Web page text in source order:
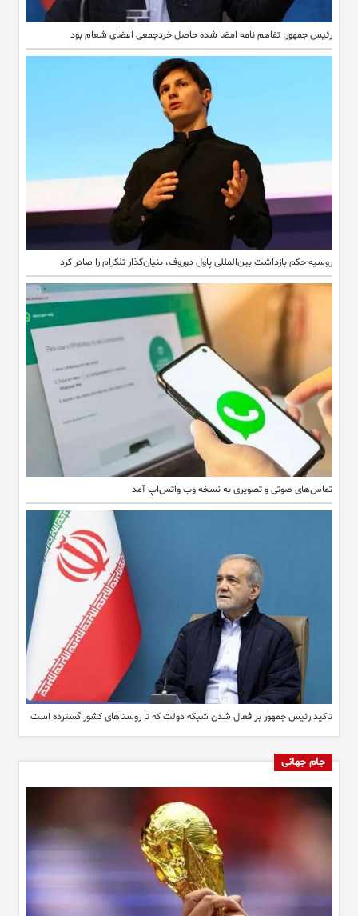
رئیس جمهور: تفاهم نامه امضا شده حاصل خردجمعی اعضای شعام بود
روسیه حکم بازداشت بین‌المللی پاول دوروف، بنیان‌گذار تلگرام را صادر کرد
تماس‌های صوتی و تصویری به نسخه وب واتس‌اپ آمد
تاکید رئیس جمهور بر فعال شدن شبکه دولت که تا روستاهای کشور گسترده است
جام جهانی